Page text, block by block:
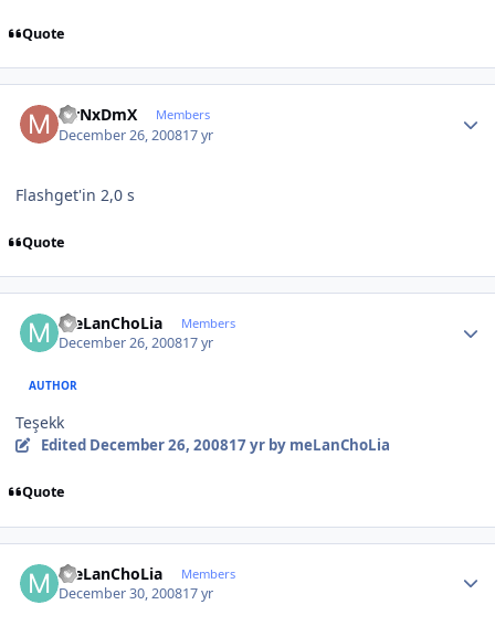
Quote
MrNxDmX Members
December 26, 200817 yr
Flashget'in 2,0 s
Quote
meLanChoLia Members
December 26, 200817 yr
AUTHOR
Teşekk
Edited December 26, 200817 yrby meLanChoLia
Quote
meLanChoLia Members
December 30, 200817 yr